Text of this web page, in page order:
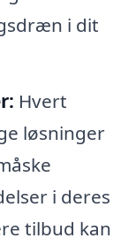
i dit
Hvert
løsninger
i deres
tilbud kan